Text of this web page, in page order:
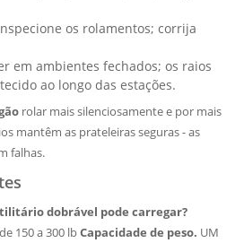
os rolamentos; corrija
em ambientes fechados; os raios
ao longo das estações.
rolar mais silenciosamente e por mais
mantêm as prateleiras seguras - as
falhas.
dobrável pode carregar?
150 a 300 lbCapacidade de peso. UM